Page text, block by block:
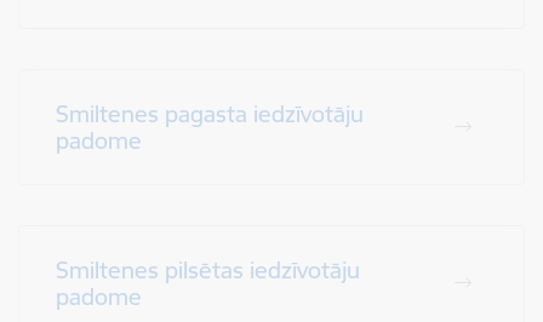
Smiltenes pagasta iedzīvotāju
padome
Smiltenes pilsētas iedzīvotāju
padome